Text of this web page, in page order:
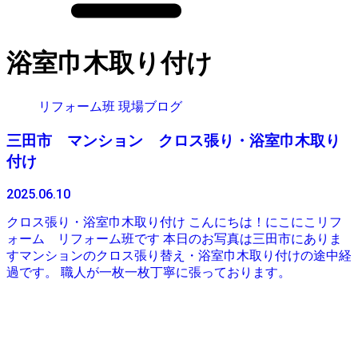
浴室巾木取り付け
リフォーム班 現場ブログ
三田市 マンション クロス張り・浴室巾木取り
付け
2025.06.10
クロス張り・浴室巾木取り付け こんにちは！にこにこリフ
ォーム リフォーム班です 本日のお写真は三田市にありま
すマンションのクロス張り替え・浴室巾木取り付けの途中経
過です。 職人が一枚一枚丁寧に張っております。